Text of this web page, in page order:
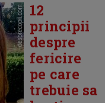
12
principii
despre
fericire
pe care
trebuie sa